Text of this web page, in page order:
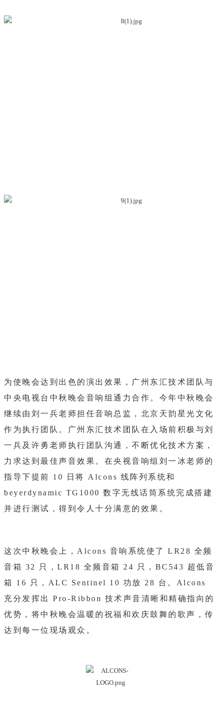
为使晚会达到出色的演出效果，广州东汇技术团队与
中央电视台中秋晚会音响组通力合作。今年中秋晚会
继续由刘一兵老师担任音响总监，北京天韵星光文化
作为执行团队。广州东汇技术团队在入场前积极与刘
一兵及许勇老师执行团队沟通，不断优化技术方案，
力求达到最佳声音效果。在央视音响组刘一冰老师的
指导下提前 10 日将 Alcons 线阵列系统和
beyerdynamic TG1000 数字无线话筒系统完成搭建
并进行测试，得到令人十分满意的效果。
这次中秋晚会上，Alcons 音响系统使了 LR28 全频
音箱 32 只，LR18 全频音箱 24 只，BC543 超低音
箱 16 只，ALC Sentinel 10 功放 28 台。Alcons
充分发挥出 Pro-Ribbon 技术声音清晰和精确指向的
优势，将中秋晚会温暖的祝福和欢庆鼓舞的歌声，传
达到每一位现场观众。